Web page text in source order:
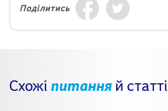
Поділитись
Схожіпитання й статті